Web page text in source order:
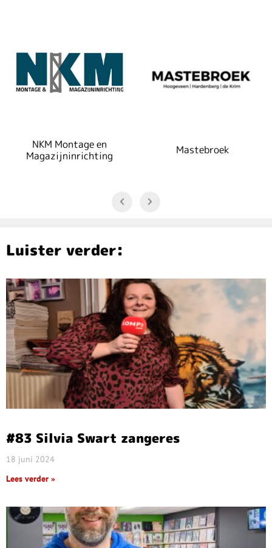
NKM Montage en
Magazijninrichting
Mastebroek
Luister verder:
#83 Silvia Swart zangeres
18 juni 2024
Lees verder »